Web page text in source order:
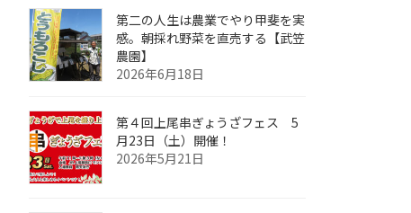
第二の人生は農業でやり甲斐を実
感。朝採れ野菜を直売する【武笠
農園】
2026年6月18日
第４回上尾串ぎょうざフェス 5
月23日（土）開催！
2026年5月21日